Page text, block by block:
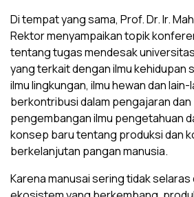
Di tempat yang sama, Prof. Dr. Ir.
Rektor menyampaikan topik
tentang tugas mendesak
yang terkait dengan ilmu kehidupan
ilmu lingkungan, ilmu hewan dan lain-
berkontribusi dalam pengajaran dan
pengembangan ilmu pengetahuan
konsep baru tentang produksi dan
berkelanjutan pangan manusia.
Karena manusai sering tidak selaras